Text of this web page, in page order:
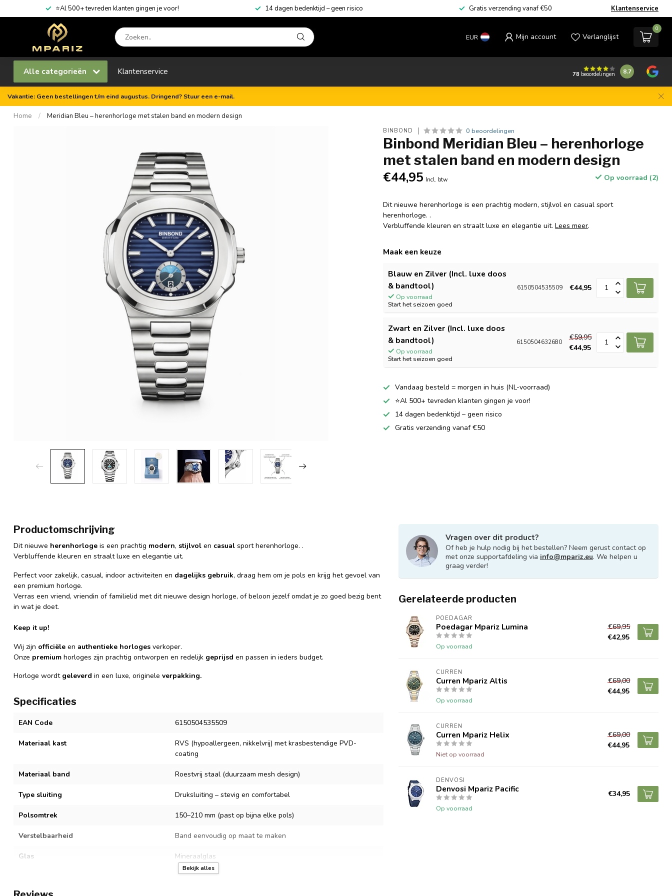
⭐Al 500+ tevreden klanten gingen je voor! 14 dagen bedenktijd – geen risico Gratis verzending vanaf €50 Klantenservice
EUR Mijn account Verlanglijst
0
Alle categorieën Klantenservice 78 beoordelingen 8.7
Vakantie: Geen bestellingen t/m eind augustus. Dringend? Stuur een e-mail.
Home / Meridian Bleu – herenhorloge met stalen band en modern design
BINBOND 0 beoordelingen
Binbond Meridian Bleu – herenhorloge
met stalen band en modern design
€44,95 Incl. btw Op voorraad (2)
Dit nieuwe herenhorloge is een prachtig modern, stijlvol en casual sport
herenhorloge. .
Verbluffende kleuren en straalt luxe en elegantie uit.Lees meer.
Maak een keuze
Blauw en Zilver (Incl. luxe doos
& bandtool)
Op voorraad
Start het seizoen goed
6150504535509 €44,95
Zwart en Zilver (Incl. luxe doos
& bandtool)
Op voorraad
Start het seizoen goed
6150504632680
€59,95
€44,95
Vandaag besteld = morgen in huis (NL-voorraad)
⭐Al 500+ tevreden klanten gingen je voor!
14 dagen bedenktijd – geen risico
Gratis verzending vanaf €50
Productomschrijving
Dit nieuwe herenhorloge is een prachtig modern, stijlvol en casual sport herenhorloge. .
Verbluffende kleuren en straalt luxe en elegantie uit.
Perfect voor zakelijk, casual, indoor activiteiten en dagelijks gebruik, draag hem om je pols en krijg het gevoel van
een premium horloge.
Verras een vriend, vriendin of familielid met dit nieuwe design horloge, of beloon jezelf omdat je zo goed bezig bent
in wat je doet.
Keep it up!
Wij zijn officiële en authentieke horloges verkoper.
Onze premium horloges zijn prachtig ontworpen en redelijk geprijsd en passen in ieders budget.
Horloge wordt geleverd in een luxe, originele verpakking.
Specificaties
EAN Code 6150504535509
Materiaal kast
RVS (hypoallergeen, nikkelvrij) met krasbestendige PVD-
coating
Materiaal band Roestvrij staal (duurzaam mesh design)
Type sluiting Druksluiting – stevig en comfortabel
Polsomtrek 150–210 mm (past op bijna elke pols)
Verstelbaarheid Band eenvoudig op maat te maken
Glas Mineraalglas
Quartz
Bekijk alles
Vragen over dit product?
Of heb je hulp nodig bij het bestellen? Neem gerust contact op
met onze supportafdeling via info@mpariz.eu. We helpen u
graag verder!
Gerelateerde producten
POEDAGAR
Poedagar Mpariz Lumina
Op voorraad
€69,95
€42,95
CURREN
Curren Mpariz Altis
Op voorraad
€69,00
€44,95
CURREN
Curren Mpariz Helix
Niet op voorraad
€69,00
€44,95
DENVOSI
Denvosi Mpariz Pacific
Op voorraad
€34,95